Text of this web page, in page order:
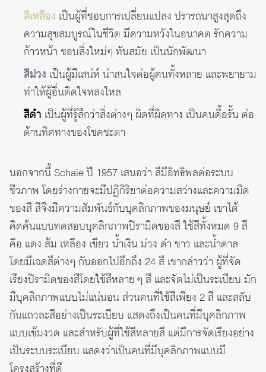
สีเหลือง เป็นผู้ที่ชอบการเปลี่ยนแปลง ปรารถนาสูงสุดถึง
ความสุขสมบูรณ์ในชีวิต มีความหวังในอนาคต รักความ
ก้าวหน้า ชอบสิ่งใหม่ๆ ทันสมัย เป็นนักพัฒนา
สีม่วง เป็นผู้มีเสน่ห์ น่าสนใจต่อผู้คนทั้งหลาย และพยายาม
ทำให้ผู้อื่นติดใจหลงใหล
สีดำ เป็นผู้ที่รู้สึกว่าสิ่งต่างๆ ผิดที่ผิดทาง เป็นคนดื้อรั้น ต่อ
ต้านทิศทางของโชคชะตา
นอกจากนี้ Schaie ปี 1957 เสนอว่า สีมีอิทธิพลต่อระบบ
ชีวภาพ โดยร่างกายจะมีปฏิกิริยาต่อความสว่างและความมืด
ของสี สีจึงมีความสัมพันธ์กับบุคลิกภาพของมนุษย์ เขาได้
คิดค้นแบบทดสอบบุคลิกภาพปิรามิดของสี ใช้สีทั้งหมด 9 สี
คือ แดง ส้ม เหลือง เขียว น้ำเงิน ม่วง ดำ ขาว และน้ำตาล
โดยมีเฉดสีต่างๆ กันออกไปอีกถึง 24 สี เขากล่าวว่า ผู้ที่จัด
เรียงปิรามิดของสีโดยใช้สีหลาย ๆ สี และจัดไม่เป็นระเบียบ มัก
มีบุคลิกภาพแบบไม่แน่นอน ส่วนคนที่ใช้สีเพียง 2 สี และสลับ
กันแถวละสีอย่างเป็นระเบียบ แสดงถึงเป็นคนที่มีบุคลิกภาพ
แบบเข้มงวด และสำหรับผู้ที่ใช้สีหลายสี แต่มีการจัดเรียงอย่าง
เป็นระบบระเบียบ แสดงว่าเป็นคนที่มีบุคลิกภาพแบบมี